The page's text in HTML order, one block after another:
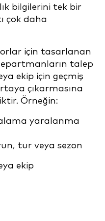
bilgilerini tek bir
çok daha
için tasarlanan
talep
ekip için geçmiş
çıkarmasına
Örneğin:
yaralanma
tur veya sezon
ekip